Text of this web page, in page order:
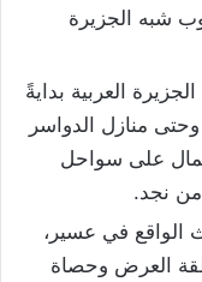
شبه الجزيرة
العربية بدايةً
منازل الدواسر
على سواحل
من نجد.
الواقع في عسير،
العرض وحصاة